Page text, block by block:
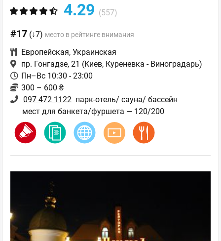
4.29 (557)
#17 (↓7) место в рейтинге внимания
Европейская, Украинская
пр. Гонгадзе, 21 (Киев, Куреневка - Виноградарь)
Пн–Вс 10:30 - 23:00
300 – 600 ₴
097 472 1122 парк-отель/ сауна/ бассейн
мест для банкета/фуршета — 120/200